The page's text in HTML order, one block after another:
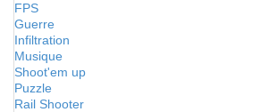
FPS
Guerre
Infiltration
Musique
Shoot'em up
Puzzle
Rail Shooter